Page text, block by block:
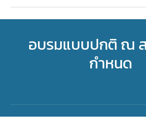
อบรมแบบปกติ ณ
กำหนด